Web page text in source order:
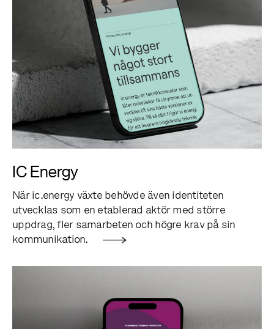
IC Energy
När ic.energy växte behövde även identiteten
utvecklas som en etablerad aktör med större
uppdrag, fler samarbeten och högre krav på sin
kommunikation.